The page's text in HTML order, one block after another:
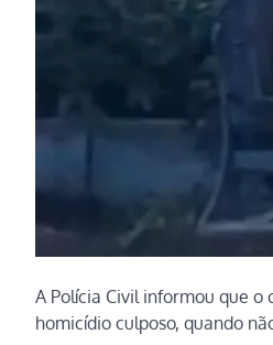
A Polícia Civil informou que
homicídio culposo, quando